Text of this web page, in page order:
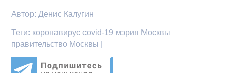
Автор: Денис Калугин
Теги: коронавирус covid-19 мэрия Москвы
правительство Москвы |